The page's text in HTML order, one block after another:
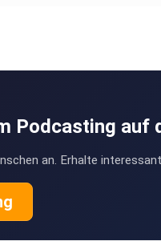
Podcasting auf
an. Erhalte